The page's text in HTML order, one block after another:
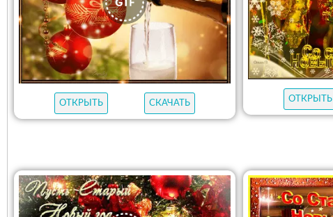
ОТКРЫТЬ СКАЧАТЬ ОТКРЫТЬ